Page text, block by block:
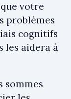
votre
problèmes
cognitifs
les aidera à
sommes